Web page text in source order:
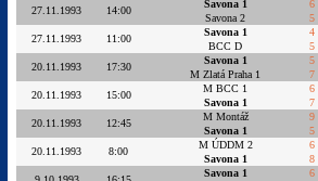
27.11.1993
14:00
Savona 1 6
Savona 2
5
27.11.1993
11:00
Savona 1 4
BCC D
5
20.11.1993
17:30
Savona 1 5
M Zlatá Praha 1
7
20.11.1993
15:00
M BCC 1 6
Savona 1
7
20.11.1993
12:45
M Montáž 9
Savona 1
5
20.11.1993
8:00
M ÚDDM 2 6
Savona 1
8
Savona 1 6